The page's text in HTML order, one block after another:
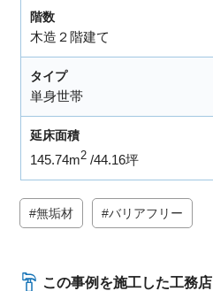
階数
木造２階建て
タイプ
単身世帯
延床面積
145.74m2 44.16坪
無垢材 バリアフリー
この事例を施工した工務店